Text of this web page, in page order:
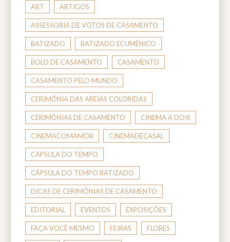
ART ARTIGOS
ASSESSORIA DE VOTOS DE CASAMENTO
BATIZADO BATIZADO ECUMÊNICO
BOLO DE CASAMENTO CASAMENTO
CASAMENTO PELO MUNDO
CERIMÔNIA DAS AREIAS COLORIDAS
CERIMÔNIAS DE CASAMENTO CINEMA A DOIS
CINEMACOMAMOR CINEMADECASAL
CÁPSULA DO TEMPO
CÁPSULA DO TEMPO BATIZADO
DICAS DE CERIMÔNIAS DE CASAMENTO
EDITORIAL EVENTOS EXPOSIÇÕES
FAÇA VOCÊ MESMO FEIRAS FLORES